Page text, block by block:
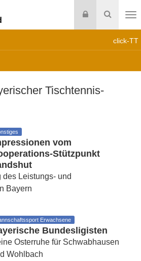
Suche
Login
click-TT
Tischtennis-
vom
Stützpunkt
des Leistungs- und
Bayern
Erwachsene
Bundesligisten
Osterruhe für Schwabhausen
Wohlbach